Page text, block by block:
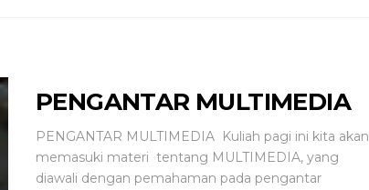
PENGANTAR MULTIMEDIA
PENGANTAR MULTIMEDIA Kuliah pagi ini kita akan
memasuki materi tentang MULTIMEDIA, yang
diawali dengan pemahaman pada pengantar